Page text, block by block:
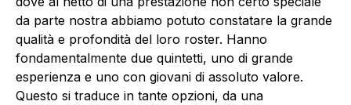
da parte nostra abbiamo potuto constatare la grande
qualità e profondità del loro roster. Hanno
fondamentalmente due quintetti, uno di grande
esperienza e uno con giovani di assoluto valore.
Questo si traduce in tante opzioni, da una